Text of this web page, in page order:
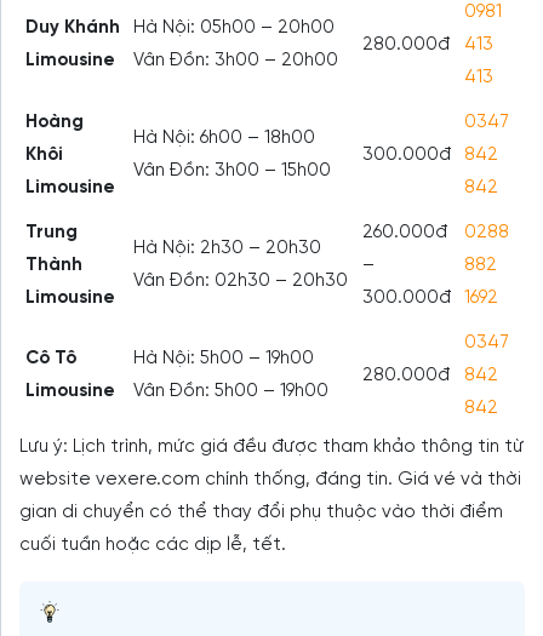
Duy Khánh
Limousine
Hà Nội: 05h00 – 20h00
Vân Đồn: 3h00 – 20h00
280.000đ
0981
413
413
Hoàng
Khôi
Limousine
Hà Nội: 6h00 – 18h00
Vân Đồn: 3h00 – 15h00
300.000đ
0347
842
842
Trung
Thành
Limousine
Hà Nội: 2h30 – 20h30
Vân Đồn: 02h30 – 20h30
260.000đ
–
300.000đ
0288
882
1692
Cô Tô
Limousine
Hà Nội: 5h00 – 19h00
Vân Đồn: 5h00 – 19h00
280.000đ
0347
842
842
Lưu ý: Lịch trình, mức giá đều được tham khảo thông tin từ
website vexere.com chính thống, đáng tin. Giá vé và thời
gian di chuyển có thể thay đổi phụ thuộc vào thời điểm
cuối tuần hoặc các dịp lễ, tết.